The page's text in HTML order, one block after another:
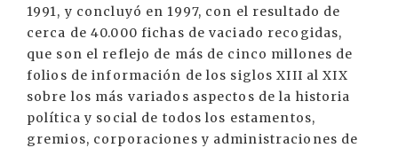
1991, y concluyó en 1997, con el resultado de
cerca de 40.000 fichas de vaciado recogidas,
que son el reflejo de más de cinco millones de
folios de información de los siglos XIII al XIX
sobre los más variados aspectos de la historia
política y social de todos los estamentos,
gremios, corporaciones y administraciones de